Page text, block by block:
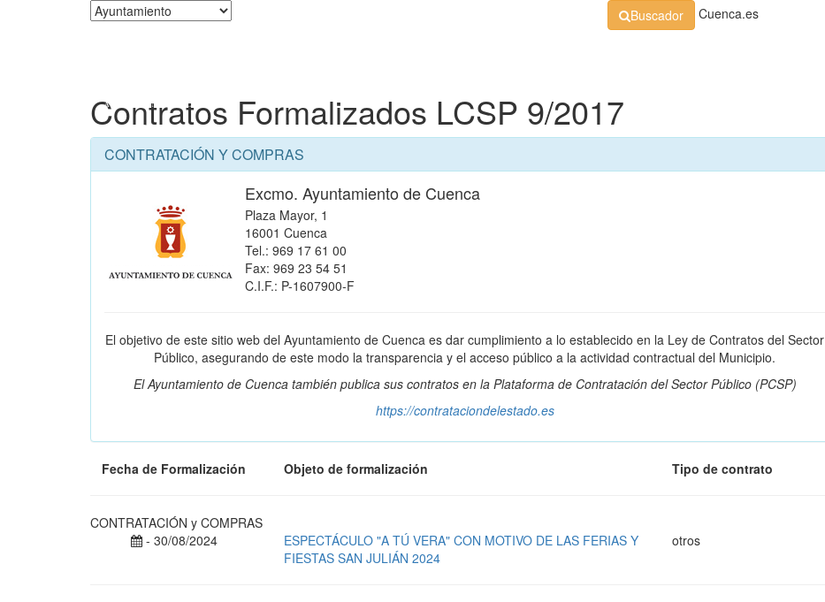
Buscador Cuenca.es
Contratos Formalizados LCSP 9/2017
CONTRATACIÓN Y COMPRAS
Excmo. Ayuntamiento de Cuenca
Plaza Mayor, 1
16001 Cuenca
Tel.: 969 17 61 00
Fax: 969 23 54 51
C.I.F.: P-1607900-F
El objetivo de este sitio web del Ayuntamiento de Cuenca es dar cumplimiento a lo establecido en la Ley de Contratos del Sector
Público, asegurando de este modo la transparencia y el acceso público a la actividad contractual del Municipio.
El Ayuntamiento de Cuenca también publica sus contratos en la Plataforma de Contratación del Sector Público(PCSP)
https://contrataciondelestado.es
Fecha de Formalización Objeto de formalización Tipo de contrato
CONTRATACIÓN y COMPRAS
- 30/08/2024
ESPECTÁCULO "A TÚ VERA" CON MOTIVO DE LAS FERIAS Y
FIESTAS SAN JULIÁN 2024
otros